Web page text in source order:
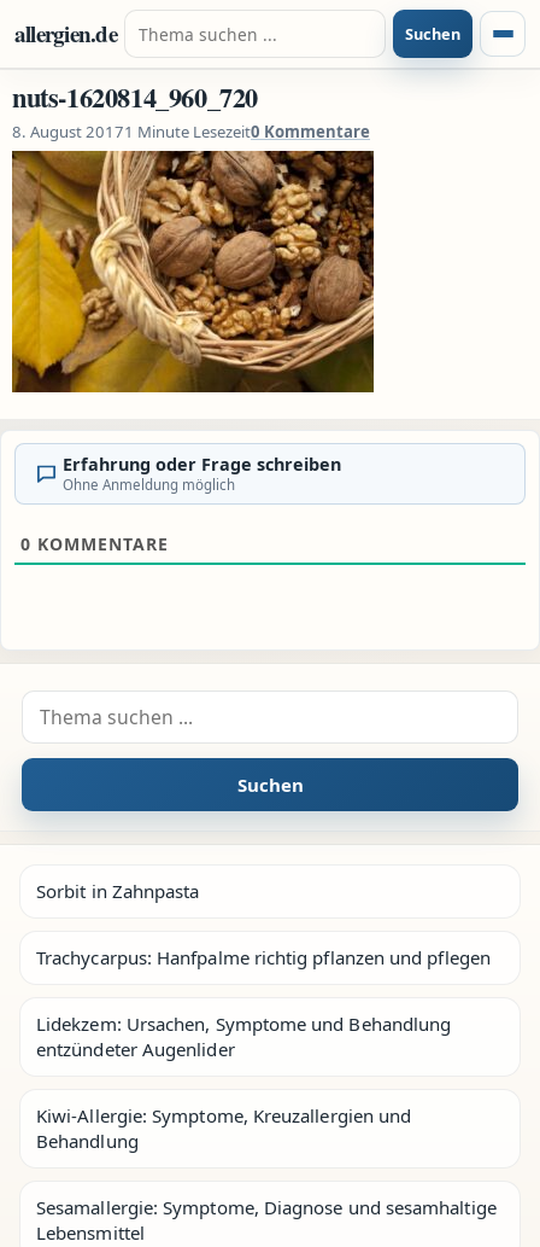
Zum Inhalt springen
allergien.de Suche nach: Suchen
nuts-1620814_960_720
8. August 20171 Minute Lesezeit0 Kommentare
Erfahrung oder Frage schreiben
Ohne Anmeldung möglich
0 KOMMENTARE
Suche nach:
Suchen
Sorbit in Zahnpasta
Trachycarpus: Hanfpalme richtig pflanzen und pflegen
Lidekzem: Ursachen, Symptome und Behandlung
entzündeter Augenlider
Kiwi-Allergie: Symptome, Kreuzallergien und
Behandlung
Sesamallergie: Symptome, Diagnose und sesamhaltige
Lebensmittel